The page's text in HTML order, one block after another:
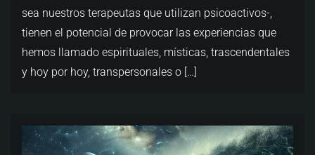
sea nuestros terapeutas que utilizan psicoactivos-,
tienen el potencial de provocar las experiencias que
hemos llamado espirituales, místicas, trascendentales
y hoy por hoy, transpersonales o […]